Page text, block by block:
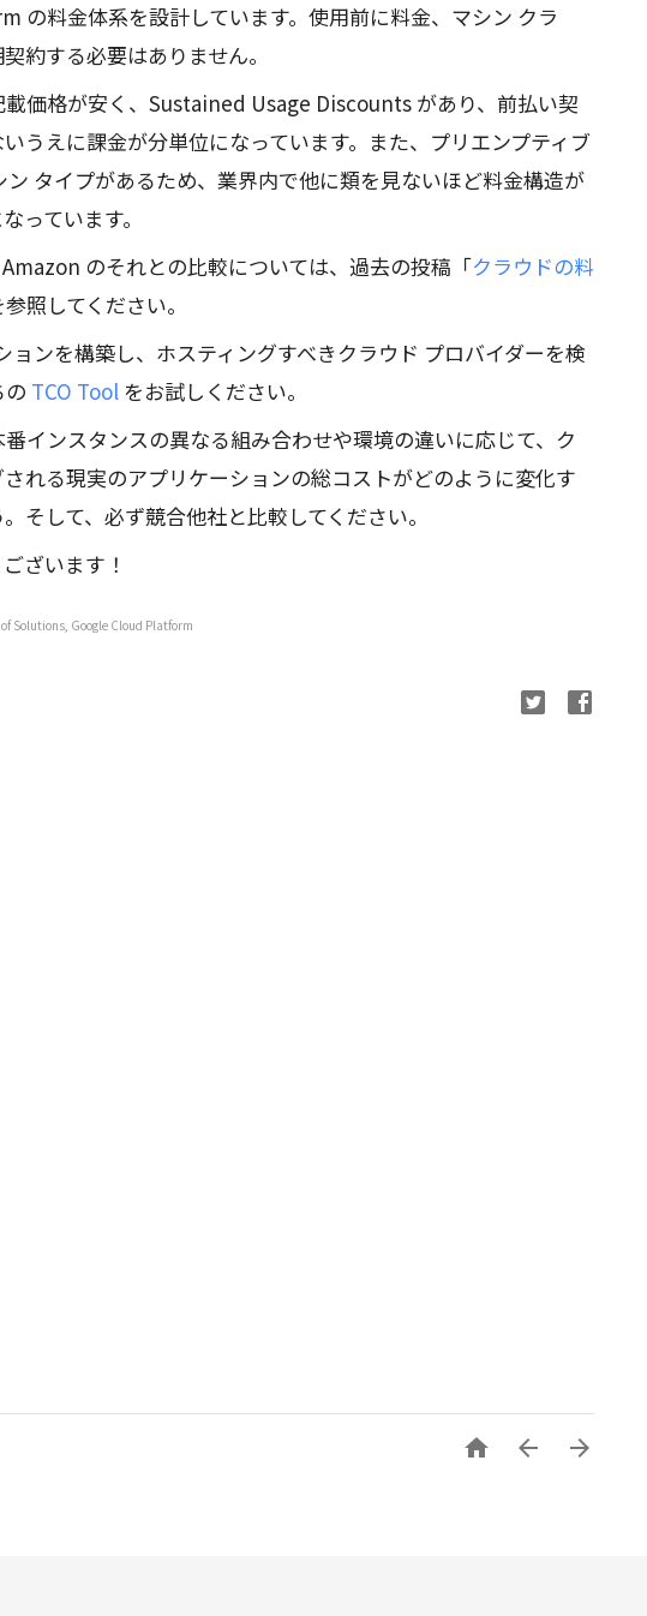
の料金体系を設計しています。使用前に料金、マシン クラ
約する必要はありません。
載価格が安く、Sustained Usage Discounts があり、前払い契
うえに課金が分単位になっています。また、プリエンプティブ
ン タイプがあるため、業界内で他に類を見ないほど料金構造が
っています。
のそれとの比較については、過去の投稿「クラウドの料
照してください。
ョンを構築し、ホスティングすべきクラウド プロバイダーを検
TCO Tool をお試しください。
インスタンスの異なる組み合わせや環境の違いに応じて、ク
れる現実のアプリケーションの総コストがどのように変化す
そして、必ず競合他社と比較してください。
ざいます！
Solutions, Google Cloud Platform
  